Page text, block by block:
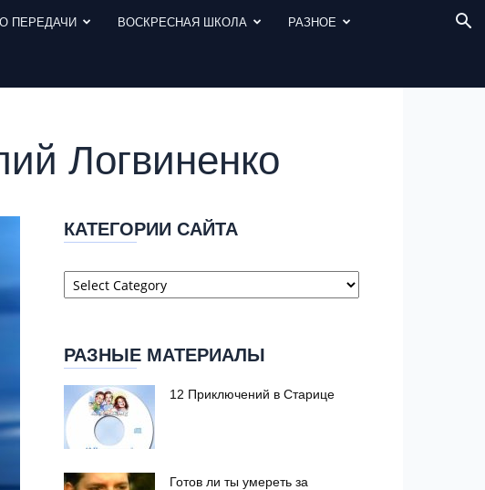
ПЕРЕДАЧИ ВОСКРЕСНАЯ ШКОЛА РАЗНОЕ
Логвиненко
КАТЕГОРИИ САЙТА
Категории
сайта
РАЗНЫЕ МАТЕРИАЛЫ
12 Приключений в Старице
Готов ли ты умереть за